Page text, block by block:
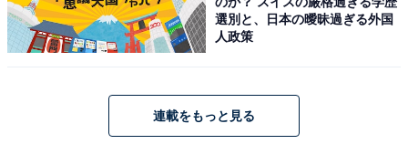
選別と、日本の曖昧過ぎる外国
人政策
連載をもっと見る